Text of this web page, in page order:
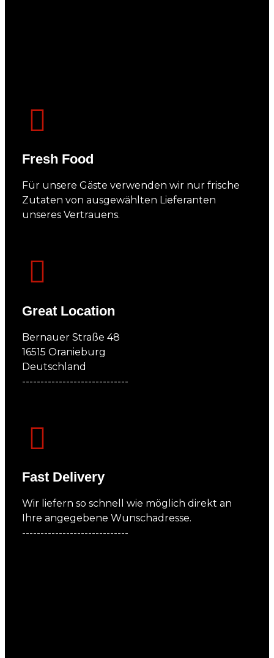
Fresh Food
Für unsere Gäste verwenden wir nur frische
Zutaten von ausgewählten Lieferanten
unseres Vertrauens.
Great Location
Bernauer Straße 48
16515 Oranieburg
Deutschland
-----------------------------
Fast Delivery
Wir liefern so schnell wie möglich direkt an
Ihre angegebene Wunschadresse.
-----------------------------